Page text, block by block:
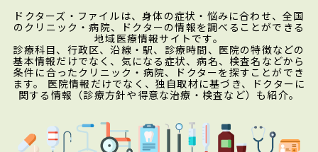
ドクターズ・ファイルは、身体の症状・悩みに合わせ、全国
のクリニック・病院、ドクターの情報を調べることができる
地域医療情報サイトです。
診療科目、行政区、沿線・駅、診療時間、医院の特徴などの
基本情報だけでなく、気になる症状、病名、検査名などから
条件に合ったクリニック・病院、ドクターを探すことができ
ます。 医院情報だけでなく、独自取材に基づき、ドクターに
関する情報（診療方針や得意な治療・検査など）も紹介。